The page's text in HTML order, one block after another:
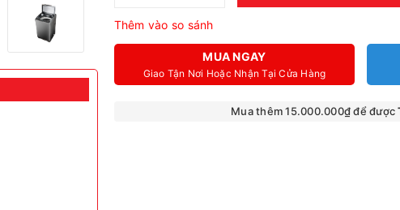
Thêm vào so sánh
MUA NGAY
Giao Tận Nơi Hoặc Nhận Tại Cửa Hàng
Mua thêm 15.000.000₫ để được